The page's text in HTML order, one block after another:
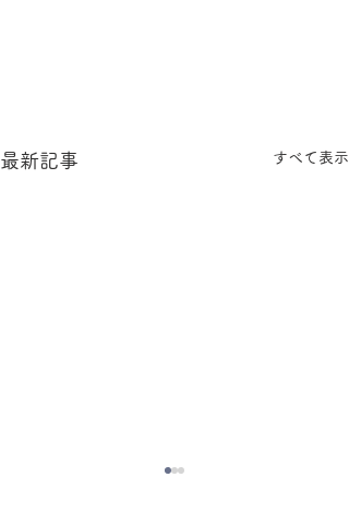
最新記事 すべて表示